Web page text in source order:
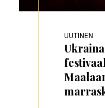
UUTINEN